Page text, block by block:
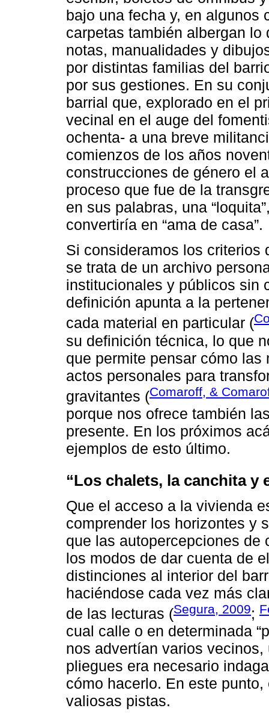
bajo una fecha y, en algunos
carpetas también albergan lo
notas, manualidades y
por distintas familias del
por sus gestiones. En su
barrial que, explorado en el
vecinal en el auge del
ochenta- a una breve
comienzos de los años
construcciones de género el
proceso que fue de la
en sus palabras, una
convertiría en “ama de casa”.
Si consideramos los criterios
se trata de un archivo
institucionales y públicos sin
definición apunta a la
cada material en particular (
su definición técnica, lo que
que permite pensar cómo
actos personales para
gravitantes (Comaroff, &
porque nos ofrece también
presente. En los próximos
ejemplos de esto último.
“Los chalets, la canchita y
Que el acceso a la vivienda
comprender los horizontes y
que las autopercepciones de
los modos de dar cuenta de
distinciones al interior del
haciéndose cada vez más
de las lecturas (Segura, 2009;
cual calle o en determinada
nos advertían varios vecinos,
pliegues era necesario
cómo hacerlo. En este
valiosas pistas.